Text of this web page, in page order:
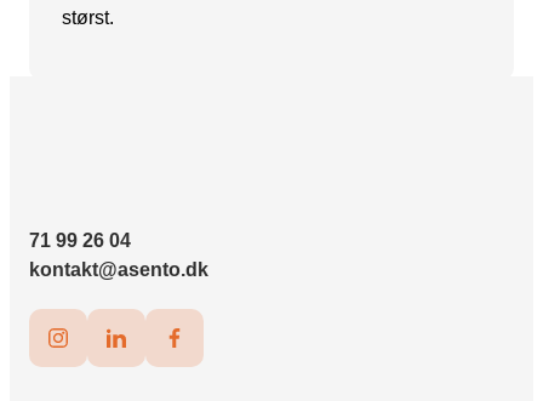
TikTok annoncering
Google shopping
Bing Ads
E-MAIL MARKETING
størst.
71 99 26 04
kontakt@asento.dk